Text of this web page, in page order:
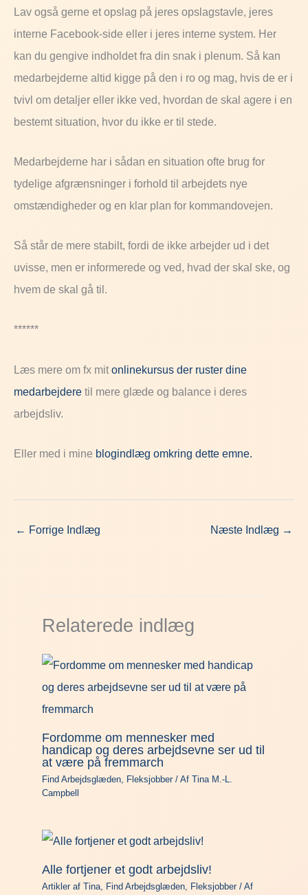
Lav også gerne et opslag på jeres opslagstavle, jeres
interne Facebook-side eller i jeres interne system. Her
kan du gengive indholdet fra din snak i plenum. Så kan
medarbejderne altid kigge på den i ro og mag, hvis de er i
tvivl om detaljer eller ikke ved, hvordan de skal agere i en
bestemt situation, hvor du ikke er til stede.
Medarbejderne har i sådan en situation ofte brug for
tydelige afgrænsninger i forhold til arbejdets nye
omstændigheder og en klar plan for kommandovejen.
Så står de mere stabilt, fordi de ikke arbejder ud i det
uvisse, men er informerede og ved, hvad der skal ske, og
hvem de skal gå til.
******
Læs mere om fx mitonlinekursus der ruster dine
medarbejdere til mere glæde og balance i deres
arbejdsliv.
Eller med i mine blogindlæg omkring dette emne.
← Forrige Indlæg Næste Indlæg →
Relaterede indlæg
Fordomme om mennesker med
handicap og deres arbejdsevne ser ud til
at være på fremmarch
Find Arbejdsglæden, Fleksjobber/ AfTina M.-L.
Campbell
Alle fortjener et godt arbejdsliv!
Artikler af Tina, Find Arbejdsglæden, Fleksjobber/ Af